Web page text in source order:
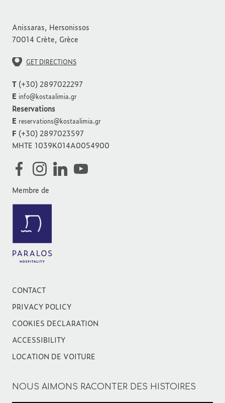
Anissaras, Hersonissos
70014 Crète, Grèce
GET DIRECTIONS
T (+30) 2897022297
E info@kostaalimia.gr
Reservations
E reservations@kostaalimia.gr
F (+30) 2897023597
MHTE 1039K014A0054900
Membre de
CONTACT
PRIVACY POLICY
COOKIES DECLARATION
ACCESSIBILITY
LOCATION DE VOITURE
NOUS AIMONS RACONTER DES HISTOIRES